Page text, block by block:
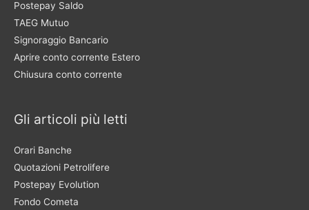
Postepay Saldo
TAEG Mutuo
Signoraggio Bancario
Aprire conto corrente Estero
Chiusura conto corrente
Gli articoli più letti
Orari Banche
Quotazioni Petrolifere
Postepay Evolution
Fondo Cometa